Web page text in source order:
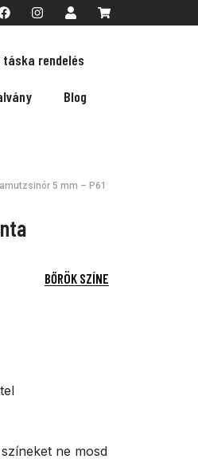
rendelés
Blog
5 mm – P61
BŐRÖK SZÍNE
ne mosd